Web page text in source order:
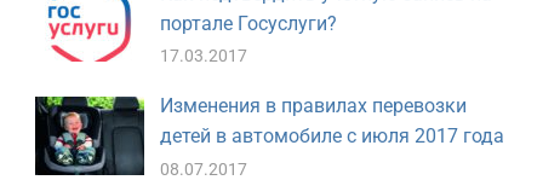
портале Госуслуги?
17.03.2017
Изменения в правилах перевозки
детей в автомобиле с июля 2017 года
08.07.2017